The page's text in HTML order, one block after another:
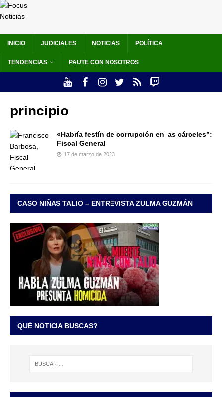
INICIO JUDICIALES NOTICIAS POLÍTICA
TENDENCIAS PAUTE CON NOSOTROS
principio
«Habría festín de corrupción en las cárceles”:
Fiscal General
17 de marzo de 2023
CASO NIÑAS TALIO – ENTREVISTA ZULMA GUZMÁN
QUÉ NOTICIA BUSCAS?